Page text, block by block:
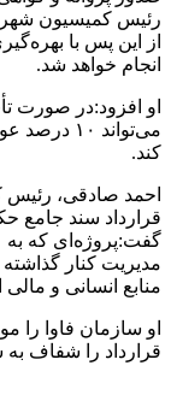
رئیس کمیسیون
از این پس با
انجام خواهد شد.
می‌تواند
کند.
احمد صادقی، رئیس
قرارداد سند جامع
مدیریت کنار
منابع انسانی و
او سازمان فاوا
قرارداد را شفاف به